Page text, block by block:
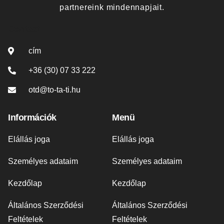
partnereink mindennapjait.
cím
+36 (30) 07 33 222
otd@to-ta-ti.hu
Információk
Elállás joga
Személyes adataim
Kezdőlap
Általános Szerződési
Feltételek
Menü
Elállás joga
Személyes adataim
Kezdőlap
Általános Szerződési
Feltételek